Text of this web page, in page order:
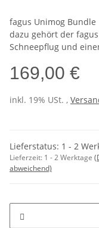
fagus Unimog Bundle
dazu gehört der
Schneepflug und
169,00 €
inkl. 19% USt. ,
Lieferstatus: 1 - 2
Lieferzeit: 1 - 2 Werktage
abweichend)